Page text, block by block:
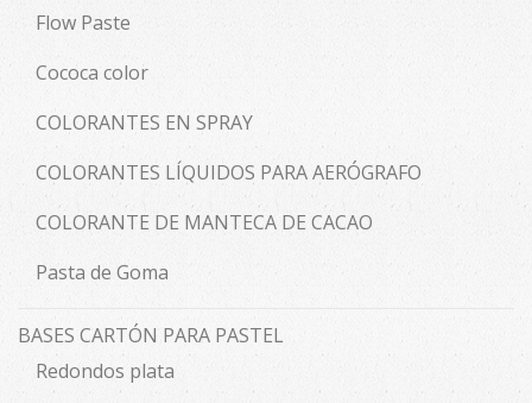
Flow Paste
Cococa color
COLORANTES EN SPRAY
COLORANTES LÍQUIDOS PARA AERÓGRAFO
COLORANTE DE MANTECA DE CACAO
Pasta de Goma
BASES CARTÓN PARA PASTEL
Redondos plata